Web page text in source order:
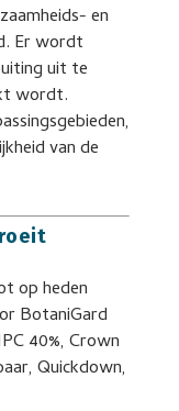
en
Er wordt
uit te
wordt.
van de
op heden
BotaniGard
40%, Crown
Quickdown,